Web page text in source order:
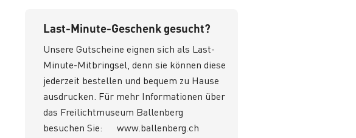
Last-Minute-Geschenk gesucht?
Unsere Gutscheine eignen sich als Last-
Minute-Mitbringsel, denn sie können diese
jederzeit bestellen und bequem zu Hause
ausdrucken. Für mehr Informationen über
das Freilichtmuseum Ballenberg
besuchen Sie:
www.ballenberg.ch